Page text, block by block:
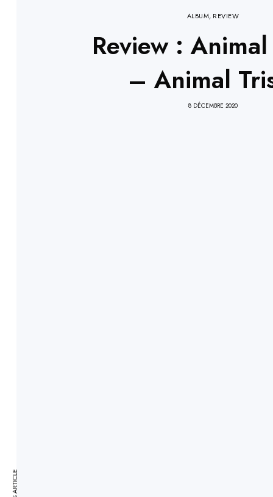
ALBUM, REVIEW
Review :
– Animal
8 DÉCEMBRE 2020